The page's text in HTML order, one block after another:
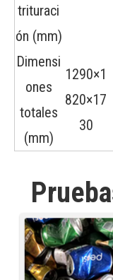
trituraci
ón (mm)
Dimensi
ones
totales
(mm)
1290×1
820×17
30